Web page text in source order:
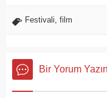
Festivali, film
Bir Yorum Yazın